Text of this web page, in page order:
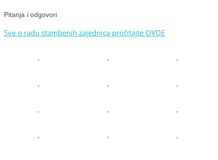
Pitanja i odgovori
Sve o radu stambenih zajednica pročitajte OVDE